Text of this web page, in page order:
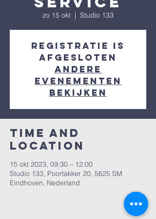
zo 15 okt
  |
Studio 133
Registratie is
afgesloten
Andere
evenementen
bekijken
Time and
Location
15 okt 2023, 09:30 – 12:00
Studio 133, Poortakker 20, 5625 SM
Eindhoven, Nederland